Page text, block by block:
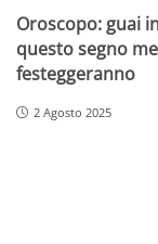
Oroscopo: guai
questo segno
festeggeranno
2 Agosto 2025